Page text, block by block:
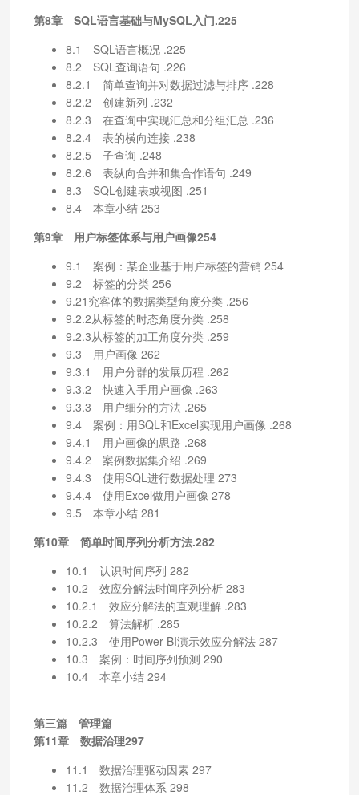
第8章 SQL语言基础与MySQL入门.225
8.1 SQL语言概况 .225
8.2 SQL查询语句 .226
8.2.1 简单查询并对数据过滤与排序 .228
8.2.2 创建新列 .232
8.2.3 在查询中实现汇总和分组汇总 .236
8.2.4 表的横向连接 .238
8.2.5 子查询 .248
8.2.6 表纵向合并和集合作语句 .249
8.3 SQL创建表或视图 .251
8.4 本章小结 253
第9章 用户标签体系与用户画像254
9.1 案例：某企业基于用户标签的营销 254
9.2 标签的分类 256
9.21究客体的数据类型角度分类 .256
9.2.2从标签的时态角度分类 .258
9.2.3从标签的加工角度分类 .259
9.3 用户画像 262
9.3.1 用户分群的发展历程 .262
9.3.2 快速入手用户画像 .263
9.3.3 用户细分的方法 .265
9.4 案例：用SQL和Excel实现用户画像 .268
9.4.1 用户画像的思路 .268
9.4.2 案例数据集介绍 .269
9.4.3 使用SQL进行数据处理 273
9.4.4 使用Excel做用户画像 278
9.5 本章小结 281
第10章 简单时间序列分析方法.282
10.1 认识时间序列 282
10.2 效应分解法时间序列分析 283
10.2.1 效应分解法的直观理解 .283
10.2.2 算法解析 .285
10.2.3 使用Power BI演示效应分解法 287
10.3 案例：时间序列预测 290
10.4 本章小结 294
第三篇 管理篇
第11章 数据治理297
11.1 数据治理驱动因素 297
11.2 数据治理体系 298